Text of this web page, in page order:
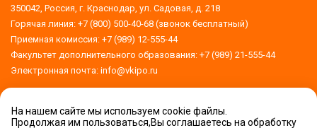
350042, Россия, г. Краснодар, ул. Садовая, д. 218
Горячая линия: +7 (800) 500-40-68 (звонок бесплатный)
Приемная комиссия: +7 (989) 12-555-44
Факультет дополнительного образования: +7 (989) 21-555-44
Электронная почта: info@vkipo.ru
Версия для слабовидящих
На нашем сайте мы используем cookie файлы.
Продолжая им пользоваться,Вы соглашаетесь на обработку